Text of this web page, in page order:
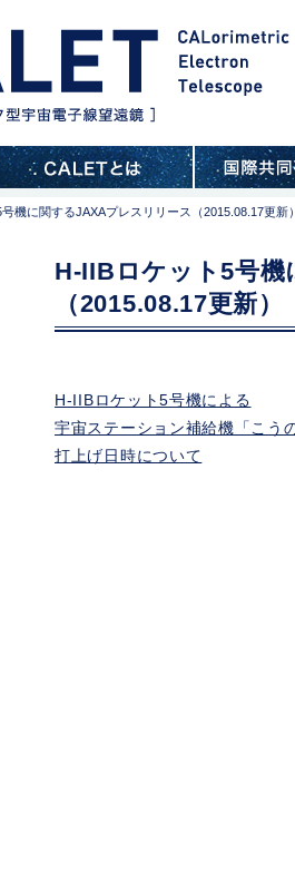
機に関するJAXAプレスリリース（2015.08.17更新）
H-IIBロケット5号
（2015.08.17更新）
H-IIBロケット5号機による
宇宙ステーション補給機「こう
打上げ日時について